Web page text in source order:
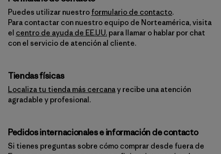
Puedes utilizar nuestro formulario de contacto.
Para contactar con nuestro equipo de Norteamérica, visita
el centro de ayuda de EE.UU. para llamar o hablar por chat
con el servicio de atención al cliente.
Tiendas físicas
Localiza tu tienda más cercanay recibe una atención
agradable y profesional.
Pedidos internacionales e información de contacto
Si tienes preguntas sobre cómo comprar desde fuera de